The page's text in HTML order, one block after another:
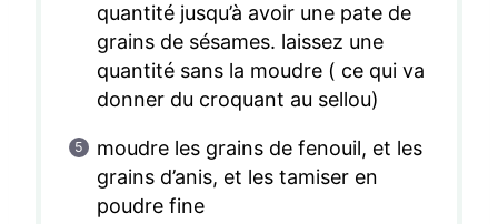
quantité jusqu’à avoir une pate de
grains de sésames. laissez une
quantité sans la moudre ( ce qui va
donner du croquant au sellou)
moudre les grains de fenouil, et les
grains d’anis, et les tamiser en
poudre fine